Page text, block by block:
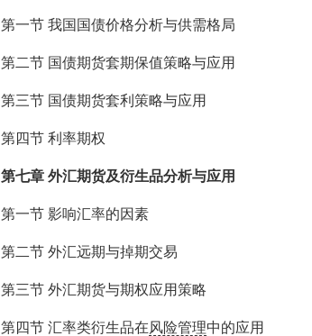
第一节 我国国债价格分析与供需格局
第二节 国债期货套期保值策略与应用
第三节 国债期货套利策略与应用
第四节 利率期权
第七章 外汇期货及衍生品分析与应用
第一节 影响汇率的因素
第二节 外汇远期与掉期交易
第三节 外汇期货与期权应用策略
第四节 汇率类衍生品在风险管理中的应用